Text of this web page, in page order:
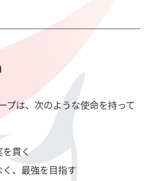
プは、次のような使命を持って
貫く
、最強を目指す